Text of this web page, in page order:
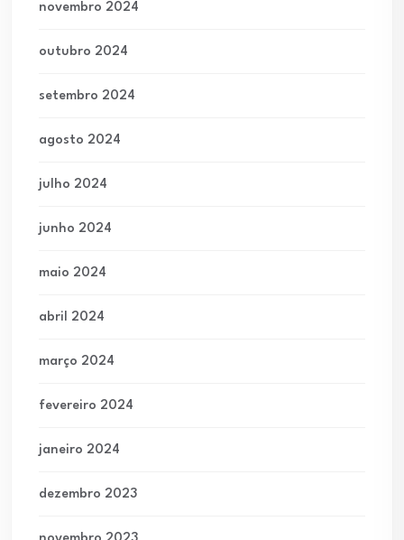
novembro 2024
outubro 2024
setembro 2024
agosto 2024
julho 2024
junho 2024
maio 2024
abril 2024
março 2024
fevereiro 2024
janeiro 2024
dezembro 2023